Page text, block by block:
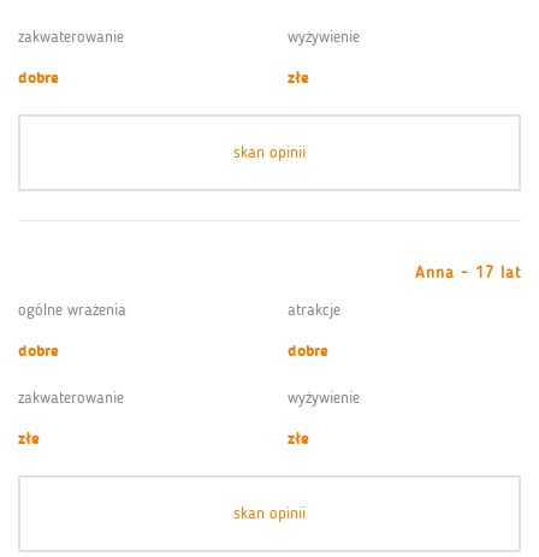
zakwaterowanie
dobre
wyżywienie
złe
skan opinii
Anna - 17 lat
ogólne wrażenia
dobre
atrakcje
dobre
zakwaterowanie
złe
wyżywienie
złe
skan opinii